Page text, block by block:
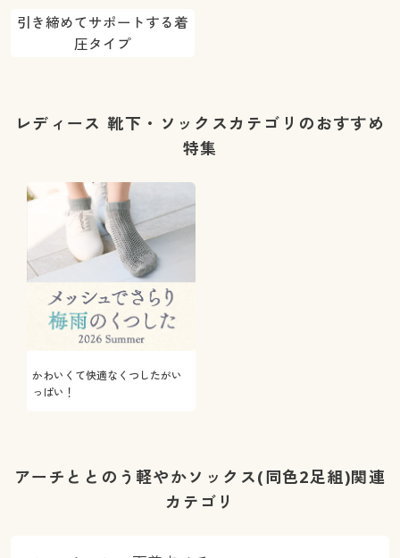
引き締めてサポートする着
圧タイプ
レディース 靴下・ソックスカテゴリのおすすめ
特集
かわいくて快適なくつしたがい
っぱい！
アーチととのう軽やかソックス(同色2足組)関連
カテゴリ